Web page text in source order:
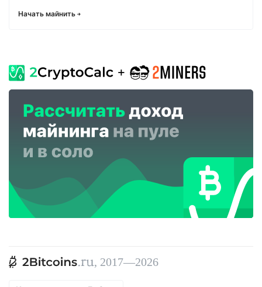
Начать майнить
, 2017—2026